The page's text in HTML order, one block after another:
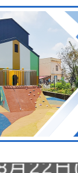
部水
究院
月22